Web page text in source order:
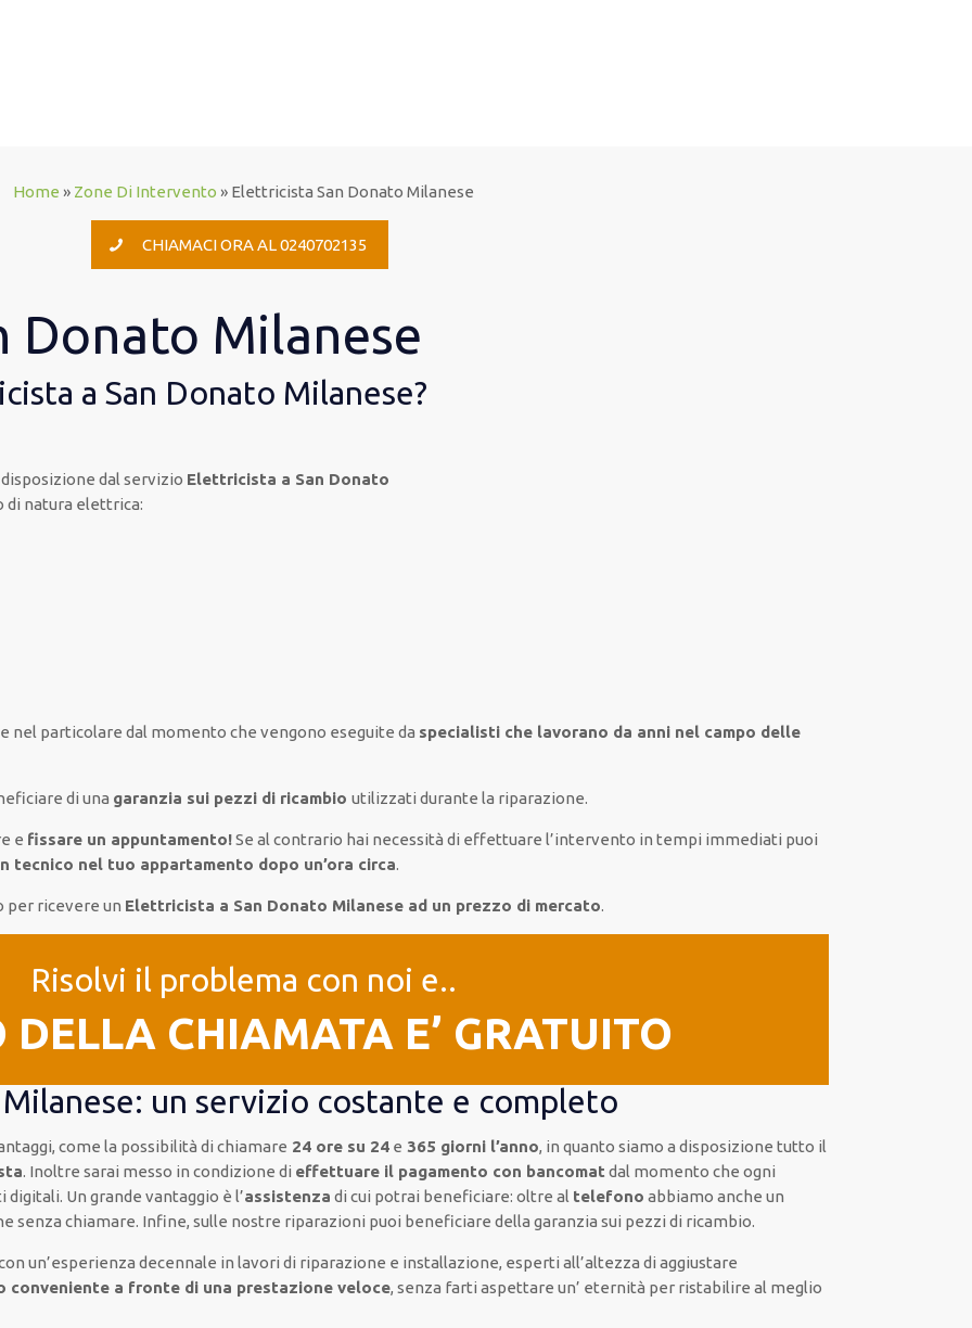
Home » Zone Di Intervento » Elettricista San Donato Milanese
CHIAMACI ORA AL 0240702135
Donato Milanese
a San Donato Milanese?
dal servizio Elettricista a San Donato
di natura elettrica:
nel particolare dal momento che vengono eseguite da specialisti che lavorano da anni nel campo delle
di una garanzia sui pezzi di ricambioutilizzati durante la riparazione.
e fissare un appuntamento!Se al contrario hai necessità di effettuare l’intervento in tempi immediati puoi
tecnico nel tuo appartamento dopo un’ora circa.
per ricevere un Elettricista a San Donato Milanese ad un prezzo di mercato.
Risolvi il problema con noi e..
DELLA CHIAMATA E’ GRATUITO
un servizio costante e completo
come la possibilità di chiamare 24 ore su 24 e 365 giorni l’anno, in quanto siamo a disposizionetutto il
. Inoltresarai messo in condizione di effettuare il pagamento con bancomat dal momento che ogni
digitali. Un grande vantaggio è l’assistenza di cui potrai beneficiare: oltre al telefono abbiamo anche un
senza chiamare. Infine,sulle nostre riparazioni puoi beneficiare dellagaranzia sui pezzi di ricambio.
un’esperienza decennale in lavori di riparazione e installazione, espertiall’altezza di aggiustare
conveniente a fronte di una prestazione veloce, senza fartiaspettare un’ eternità per ristabilire al meglio